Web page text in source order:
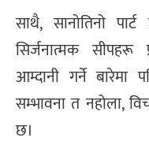
साथै, सानोतिनो
सिर्जनात्मक सीपहरू
आम्दानी गर्ने बारेमा
सम्भावना त नहोला,
छ।